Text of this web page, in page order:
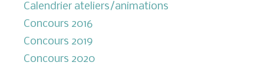
Calendrier ateliers/animations
Concours 2016
Concours 2019
Concours 2020